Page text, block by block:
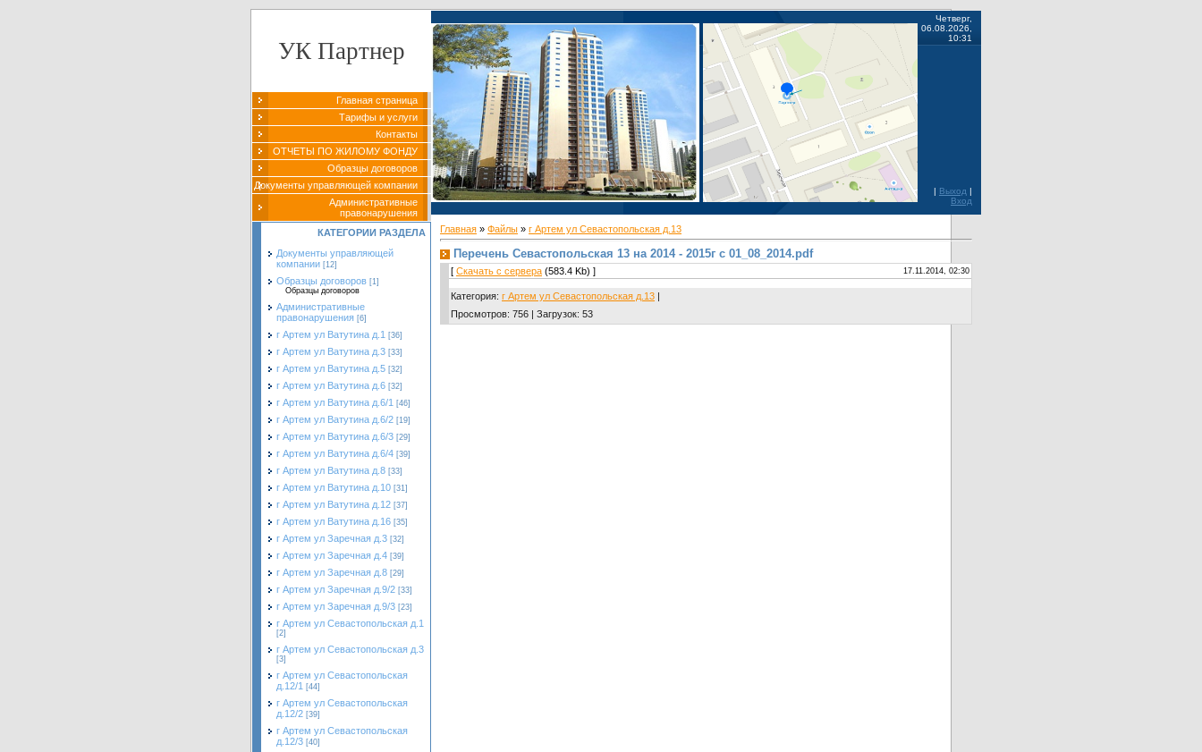
УК Партнер
Главная страница
Тарифы и услуги
Контакты
ОТЧЕТЫ ПО ЖИЛОМУ ФОНДУ
Образцы договоров
Документы управляющей компании
Административные
правонарушения
КАТЕГОРИИ РАЗДЕЛА
Документы управляющей
компании [12]
Образцы договоров [1]
Образцы договоров
Административные
правонарушения [6]
г Артем ул Ватутина д.1 [36]
г Артем ул Ватутина д.3 [33]
г Артем ул Ватутина д.5 [32]
г Артем ул Ватутина д.6 [32]
г Артем ул Ватутина д.6/1 [46]
г Артем ул Ватутина д.6/2 [19]
г Артем ул Ватутина д.6/3 [29]
г Артем ул Ватутина д.6/4 [39]
г Артем ул Ватутина д.8 [33]
г Артем ул Ватутина д.10 [31]
г Артем ул Ватутина д.12 [37]
г Артем ул Ватутина д.16 [35]
г Артем ул Заречная д.3 [32]
г Артем ул Заречная д.4 [39]
г Артем ул Заречная д.8 [29]
г Артем ул Заречная д.9/2 [33]
г Артем ул Заречная д.9/3 [23]
г Артем ул Севастопольская д.1
[2]
г Артем ул Севастопольская д.3
[3]
г Артем ул Севастопольская
д.12/1 [44]
г Артем ул Севастопольская
д.12/2 [39]
г Артем ул Севастопольская
д.12/3 [40]
Четверг,
06.08.2026,
10:31
| Выход |
Вход
Главная » Файлы » г Артем ул Севастопольская д.13
Перечень Севастопольская 13 на 2014 - 2015г с 01_08_2014.pdf
[ Скачать с сервера (583.4 Kb) ] 17.11.2014, 02:30
Категория: г Артем ул Севастопольская д.13 |
Просмотров: 756 | Загрузок: 53